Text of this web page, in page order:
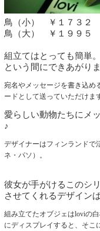
鳥（小） ￥１７３２
鳥（大） ￥１９９５
組立てはとっても簡単
という間にできあがり
宛名やメッセージを書き込め
ードとして送っていただけま
愛らしい動物たちにメ
♪
デザイナーはフィンランドで
ネ・パソ）。
彼女が手がけるこのシ
させてくれるデザイン
組み立てたオブジェはloviの
にディスプレイすると、そこ